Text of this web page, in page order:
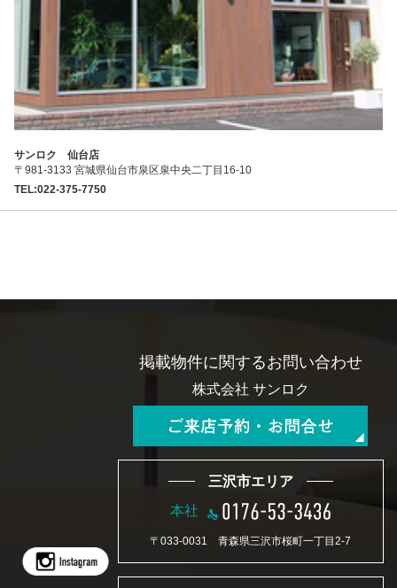
サンロク 仙台店
〒981-3133 宮城県仙台市泉区泉中央二丁目16-10
TEL:022-375-7750
掲載物件に関するお問い合わせ
株式会社 サンロク
三沢市エリア
本社
〒033-0031 青森県三沢市桜町一丁目2-7